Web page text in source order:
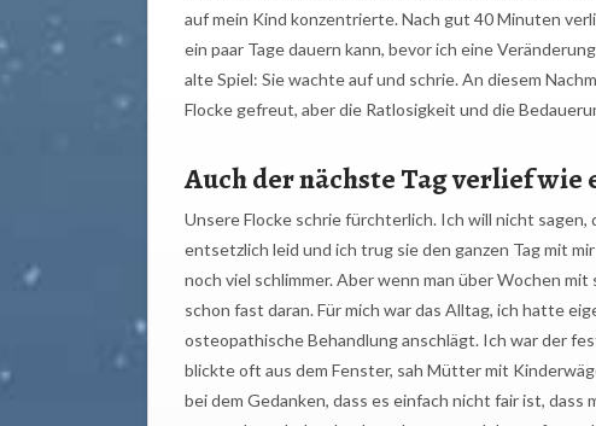
auf mein Kind konzentrierte. Nach gut 40 Minuten
ein paar Tage dauern kann, bevor ich eine
alte Spiel: Sie wachte auf und schrie. An diesem
Flocke gefreut, aber die Ratlosigkeit und die
Auch der nächste Tag verlief wie
Unsere Flocke schrie fürchterlich. Ich will nicht
entsetzlich leid und ich trug sie den ganzen Tag mit
noch viel schlimmer. Aber wenn man über Wochen
schon fast daran. Für mich war das Alltag, ich hatte
osteopathische Behandlung anschlägt. Ich war der
blickte oft aus dem Fenster, sah Mütter mit
bei dem Gedanken, dass es einfach nicht fair ist,